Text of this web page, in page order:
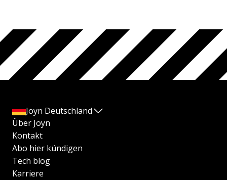
Joyn Deutschland
Über Joyn
Kontakt
Abo hier kündigen
Tech blog
Karriere